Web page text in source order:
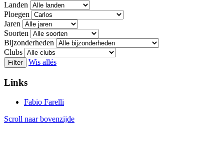
Landen
Ploegen
Jaren
Soorten
Bijzonderheden
Clubs
Filter Wis allés
Links
Fabio Farelli
Scroll naar bovenzijde